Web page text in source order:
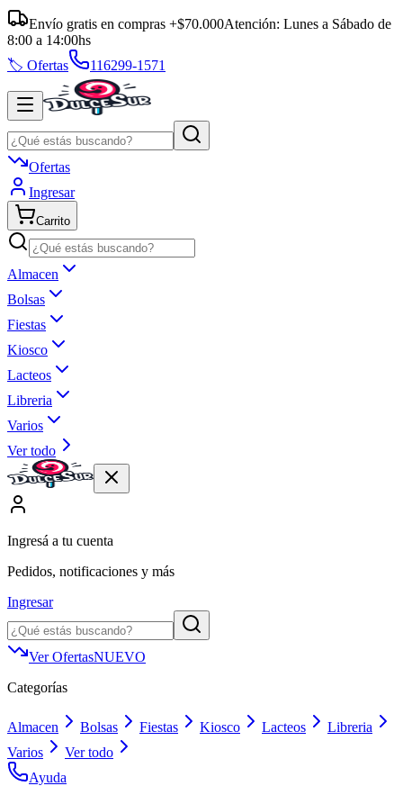
Envío gratis en compras +$70.000Atención: Lunes a Sábado de
8:00 a 14:00hs
🏷️ Ofertas
116299-1571
Ofertas
Ingresar
Carrito
Almacen
Bolsas
Fiestas
Kiosco
Lacteos
Libreria
Varios
Ver todo
Ingresá a tu cuenta
Pedidos, notificaciones y más
Ingresar
Ver OfertasNUEVO
Categorías
Almacen Bolsas Fiestas Kiosco Lacteos
Libreria
Varios
Ver todo
Ayuda